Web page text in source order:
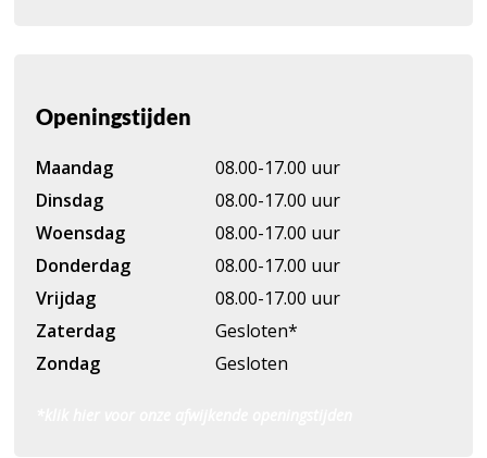
Openingstijden
Maandag
08.00-17.00 uur
Dinsdag
08.00-17.00 uur
Woensdag
08.00-17.00 uur
Donderdag
08.00-17.00 uur
Vrijdag
08.00-17.00 uur
Zaterdag
Gesloten*
Zondag
Gesloten